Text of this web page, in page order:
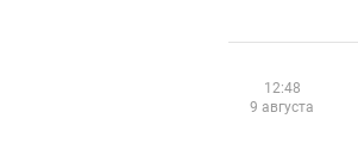
12:48
9 августа